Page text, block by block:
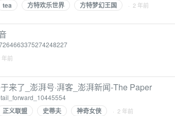
tea 方特欢乐世界 方特梦幻王国 · 2 年前
年前
来了_澎湃号·湃客_澎湃新闻-The Paper
正义联盟 史蒂夫 神奇女侠 · 2 年前